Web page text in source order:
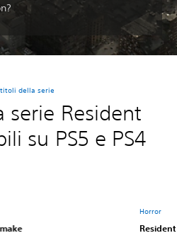
della serie
serie Resident
su PS5 e PS4
Horror